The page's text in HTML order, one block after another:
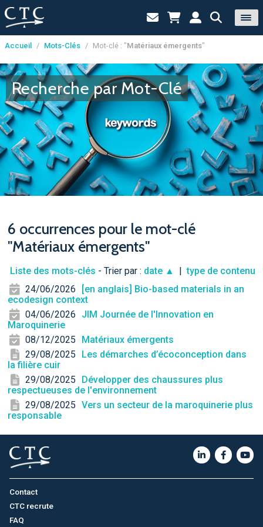
Panneau de gestion des cookies
Accueil / Mots-Clés / Mot-clé : "Matériaux émergents"
Recherche par Mot-Clé
6 occurrences pour le mot-clé
"Matériaux émergents"
Liste des mots-clés - Trier par : date ▲ |type de contenu
24/06/2026
[en anglais] Bio-based materials in an
ecodesign context
04/06/2026
JIM Journée de l'Innovation en
Maroquinerie
08/12/2025
Matériaux émergents
29/08/2025
Les démarches d’écoconception dans
la filière cuir
29/08/2025
Développer des chaussures plus
respectueuses de l'environnement
29/08/2025 Vers un secteur de la maroquinerie plus
responsable
Contact
CTC recrute
FAQ